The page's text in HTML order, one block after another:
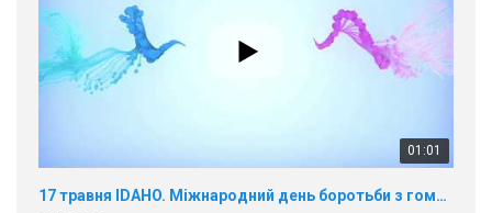
01:01
17 травня IDAHO. Міжнародний день боротьби з гомофобією трансфобією і біфобія.